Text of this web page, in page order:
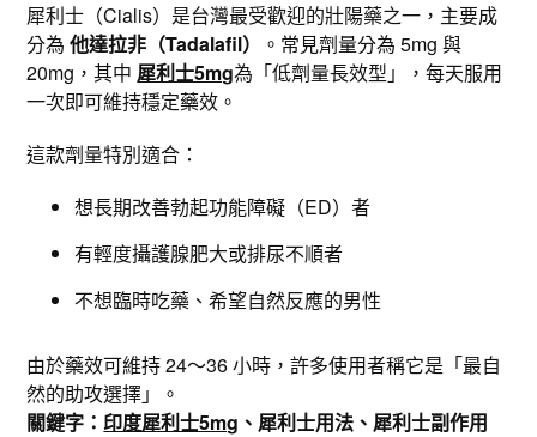
犀利士（Cialis）是台灣最受歡迎的壯陽藥之一，主要成
分為他達拉非（Tadalafil）
。常見劑量分為 5mg 與
20mg，其中 犀利士5mg為「低劑量長效型」，每天服用
一次即可維持穩定藥效。
這款劑量特別適合：
想長期改善勃起功能障礙（ED）者
有輕度攝護腺肥大或排尿不順者
不想臨時吃藥、希望自然反應的男性
由於藥效可維持 24～36 小時，許多使用者稱它是「最自
然的助攻選擇」。
關鍵字： 印度犀利士5mg 、犀利士用法、犀利士副作用